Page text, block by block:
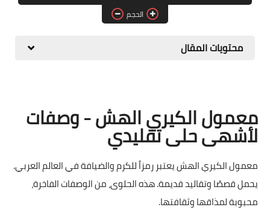
حلويات
الحجم
محتويات المقال
معمول الكيري الهش - وصفات
لأشهى حلى تقليدي
معمول الكيري الهش يعتبر رمزاً للكرم والضيافة في العالم العربي.
يحمل قصصًا وتقاليد قديمة. هذه الحلوى، من الوصفات الفاخرة،
محبوبة لمذاقها وثقافتها.